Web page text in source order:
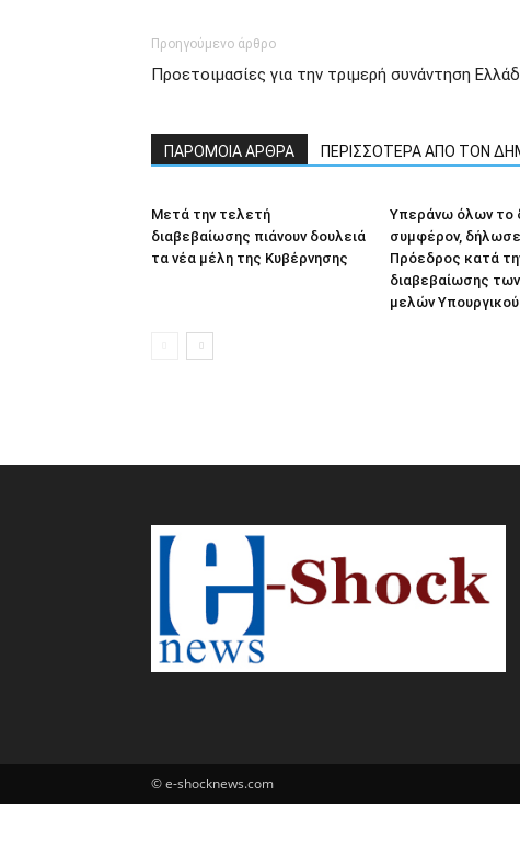
Προηγούμενο άρθρο
Προετοιμασίες για την τριμερή συνάντηση
ΠΑΡΟΜΟΙΑ ΑΡΘΡΑ ΠΕΡΙΣΣΟΤΕΡΑ ΑΠΟ ΤΟΝ
Μετά την τελετή
διαβεβαίωσης πιάνουν δουλειά
τα νέα μέλη της Κυβέρνησης
Υπεράνω όλων το
συμφέρον,
Πρόεδρος κατά
διαβεβαίωσης
μελών Υπουργικού
© e-shocknews.com